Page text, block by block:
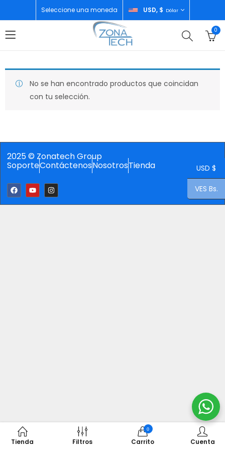
Seleccione una moneda USD, $ Dólar
0
No se han encontrado productos que coincidan
con tu selección.
2025 © Zonatech Group
SoporteContáctenosNosotrosTienda
Tienda Filtros
0
Carrito Cuenta
USD $
VES Bs.